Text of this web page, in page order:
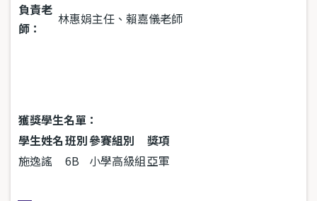
負責老
師：
林惠娟主任、賴嘉儀老師
獲獎學生名單：
學生姓名班別參賽組別
獎項
施逸謠
6B 小學高級組亞軍